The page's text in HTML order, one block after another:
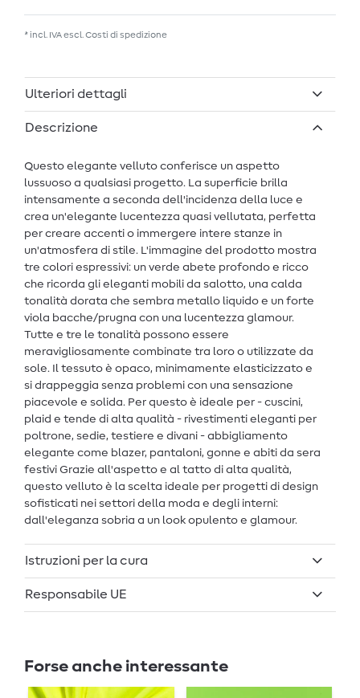
* incl. IVA escl. Costi di spedizione
Ulteriori dettagli
Descrizione
Questo elegante velluto conferisce un aspetto
lussuoso a qualsiasi progetto. La superficie brilla
intensamente a seconda dell'incidenza della luce e
crea un'elegante lucentezza quasi vellutata, perfetta
per creare accenti o immergere intere stanze in
un'atmosfera di stile. L'immagine del prodotto mostra
tre colori espressivi: un verde abete profondo e ricco
che ricorda gli eleganti mobili da salotto, una calda
tonalità dorata che sembra metallo liquido e un forte
viola bacche/prugna con una lucentezza glamour.
Tutte e tre le tonalità possono essere
meravigliosamente combinate tra loro o utilizzate da
sole. Il tessuto è opaco, minimamente elasticizzato e
si drappeggia senza problemi con una sensazione
piacevole e solida. Per questo è ideale per - cuscini,
plaid e tende di alta qualità - rivestimenti eleganti per
poltrone, sedie, testiere e divani - abbigliamento
elegante come blazer, pantaloni, gonne e abiti da sera
festivi Grazie all'aspetto e al tatto di alta qualità,
questo velluto è la scelta ideale per progetti di design
sofisticati nei settori della moda e degli interni:
dall'eleganza sobria a un look opulento e glamour.
Istruzioni per la cura
Responsabile UE
Forse anche interessante